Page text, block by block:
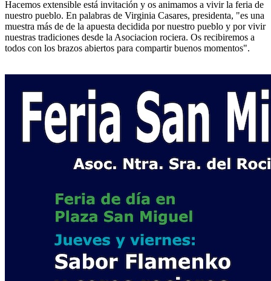
Hacemos extensible está invitación y os animamos a vivir la feria de
nuestro pueblo. En palabras de Virginia Casares, presidenta, "es una
muestra más de de la apuesta decidida por nuestro pueblo y por vivir
nuestras tradiciones desde la Asociacion rociera. Os recibiremos a
todos con los brazos abiertos para compartir buenos momentos".